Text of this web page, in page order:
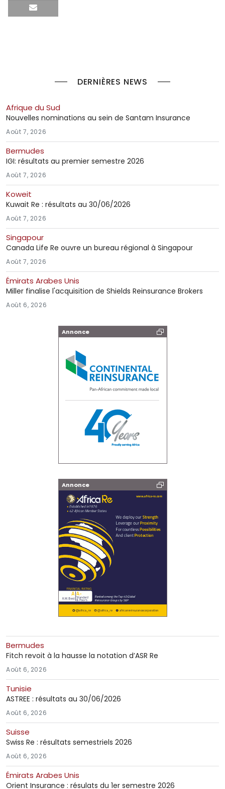
DERNIÈRES NEWS
Afrique du Sud
Nouvelles nominations au sein de Santam Insurance
Août 7, 2026
Bermudes
IGI: résultats au premier semestre 2026
Août 7, 2026
Koweit
Kuwait Re : résultats au 30/06/2026
Août 7, 2026
Singapour
Canada Life Re ouvre un bureau régional à Singapour
Août 7, 2026
Émirats Arabes Unis
Miller finalise l'acquisition de Shields Reinsurance Brokers
Août 6, 2026
Annonce
Annonce
Bermudes
Fitch revoit à la hausse la notation d’ASR Re
Août 6, 2026
Tunisie
ASTREE : résultats au 30/06/2026
Août 6, 2026
Suisse
Swiss Re : résultats semestriels 2026
Août 6, 2026
Émirats Arabes Unis
Orient Insurance : résulats du 1er semestre 2026